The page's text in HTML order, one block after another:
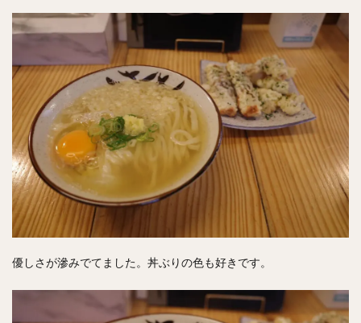
優しさが滲みでてました。丼ぶりの色も好きです。